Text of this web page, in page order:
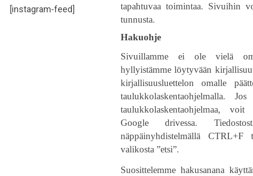
[instagram-feed]
tapahtuvaa toimintaa. Sivuihin
tunnusta.
Hakuohje
Sivuillamme ei ole vielä
hyllyistämme löytyvään
kirjallisuusluettelon omalle
taulukkolaskentaohjelmalla.
taulukkolaskentaohjelmaa,
Google drivessa.
näppäinyhdistelmällä CTRL+F
valikosta ”etsi”.
Suosittelemme hakusanana